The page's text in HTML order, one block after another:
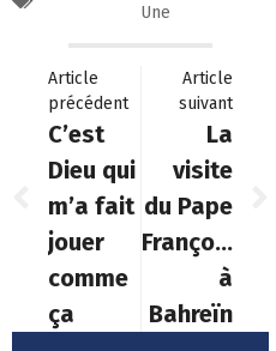
Une
Article
précédent
C’est
Dieu qui
m’a fait
jouer
comme
ça
Article
suivant
La
visite
du Pape
François
à
Bahreïn